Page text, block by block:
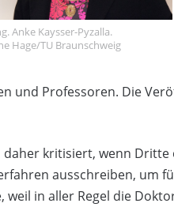
Anke Kaysser-Pyzalla.
Hage/TU Braunschweig
und Professoren. Die
daher kritisiert, wenn
ausschreiben, um
weil in aller Regel die